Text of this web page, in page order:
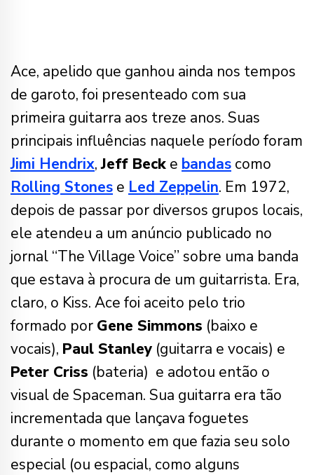
Ace, apelido que ganhou ainda nos tempos
de garoto, foi presenteado com sua
primeira guitarra aos treze anos. Suas
principais influências naquele período foram
Jimi Hendrix,Jeff Beck e bandas como
Rolling Stones e Led Zeppelin. Em 1972,
depois de passar por diversos grupos locais,
ele atendeu a um anúncio publicado no
jornal “The Village Voice” sobre uma banda
que estava à procura de um guitarrista. Era,
claro, o Kiss. Ace foi aceito pelo trio
formado por Gene Simmons (baixo e
vocais), Paul Stanley (guitarra e vocais) e
Peter Criss (bateria) e adotou então o
visual de Spaceman. Sua guitarra era tão
incrementada que lançava foguetes
durante o momento em que fazia seu solo
especial (ou espacial, como alguns